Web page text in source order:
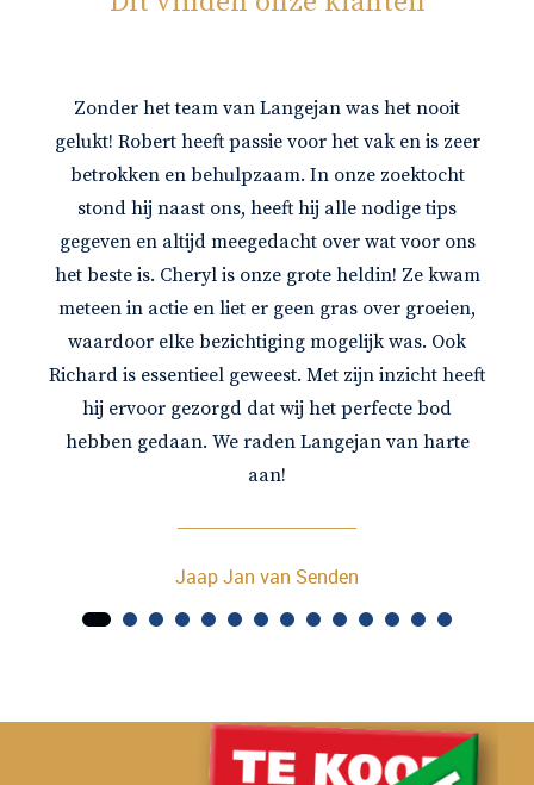
Zonder het team van Langejan was het nooit
gelukt! Robert heeft passie voor het vak en is zeer
betrokken en behulpzaam. In onze zoektocht
stond hij naast ons, heeft hij alle nodige tips
gegeven en altijd meegedacht over wat voor ons
het beste is. Cheryl is onze grote heldin! Ze kwam
meteen in actie en liet er geen gras over groeien,
waardoor elke bezichtiging mogelijk was. Ook
Richard is essentieel geweest. Met zijn inzicht heeft
hij ervoor gezorgd dat wij het perfecte bod
hebben gedaan. We raden Langejan van harte
aan!
Jaap Jan van Senden